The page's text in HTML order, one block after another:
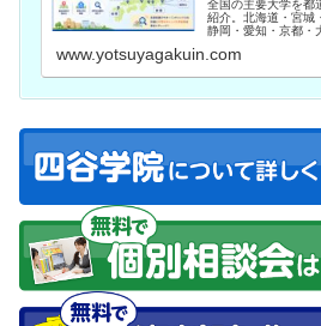
全国の主要大学を都
紹介。北海道・宮城
静岡・愛知・京都・
ンキャンパス参加前
www.yotsuyagakuin.com